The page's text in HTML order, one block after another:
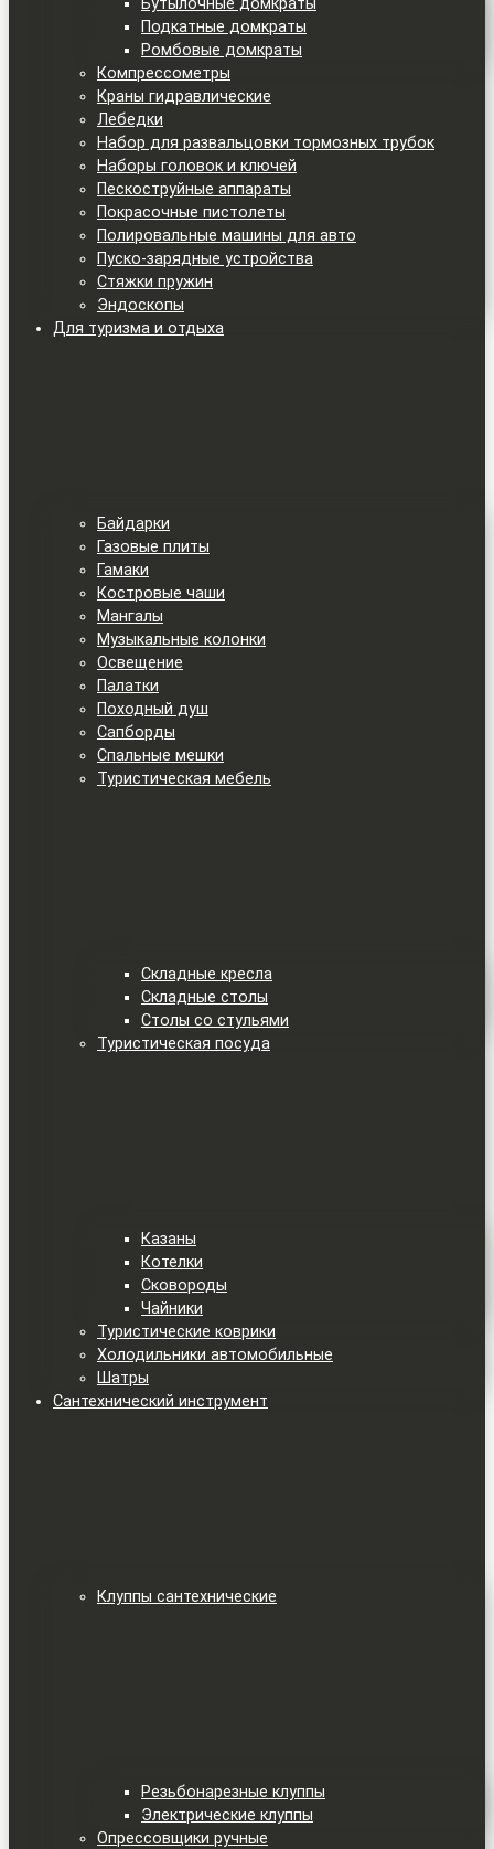
Подкатные домкраты
Ромбовые домкраты
Компрессометры
Краны гидравлические
Лебедки
Набор для развальцовки тормозных трубок
Наборы головок и ключей
Пескоструйные аппараты
Покрасочные пистолеты
Полировальные машины для авто
Пуско-зарядные устройства
Стяжки пружин
Эндоскопы
Для туризма и отдыха
Байдарки
Газовые плиты
Гамаки
Костровые чаши
Мангалы
Музыкальные колонки
Освещение
Палатки
Походный душ
Сапборды
Спальные мешки
Туристическая мебель
Складные кресла
Складные столы
Столы со стульями
Туристическая посуда
Казаны
Котелки
Сковороды
Чайники
Туристические коврики
Холодильники автомобильные
Шатры
Сантехнический инструмент
Клуппы сантехнические
Резьбонарезные клуппы
Электрические клуппы
Опрессовщики ручные